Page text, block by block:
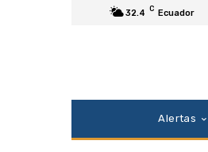
32.4 C Ecuador
Alertas